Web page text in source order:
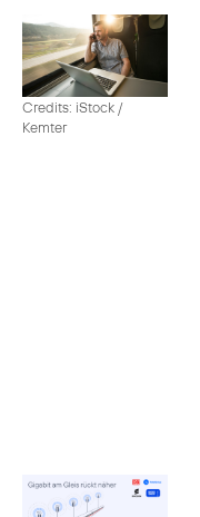
Credits: iStock /
Kemter